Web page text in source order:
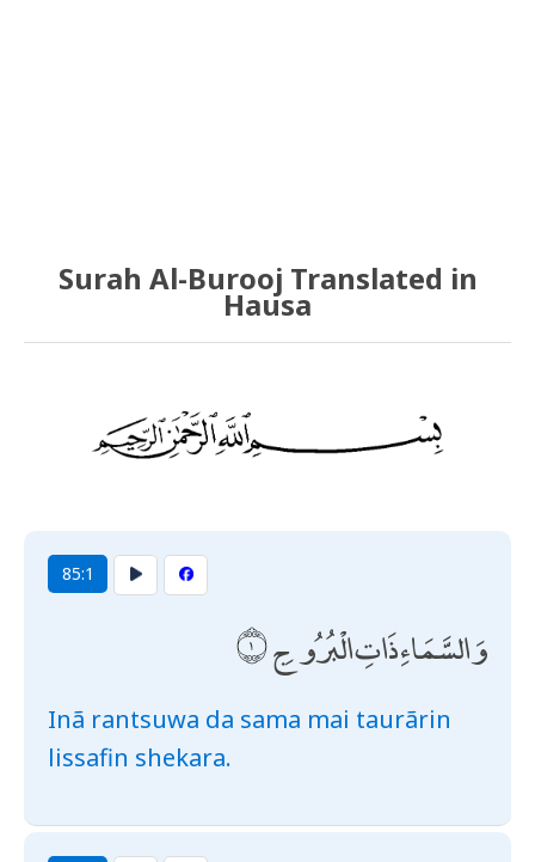
Surah Al-Burooj Translated in
Hausa
85:1
وَالسَّمَاءِ ذَاتِ الْبُرُوجِ
Inã rantsuwa da sama mai taurãrin
lissafin shekara.